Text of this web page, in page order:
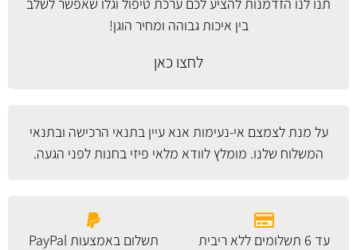
בין איכות גבוהה ומחיר הוגן!
לחצו כאן
על מנת לצמצם אי-נעימות אנא עייןבתנאי הרכישה ובתנאי
המשלוח שלנו. מומלץ לוודא מלאי פיזי בחנות לפני הגעה.
עד 6 תשלומים ללא ריבית תשלום באמצעות PayPal